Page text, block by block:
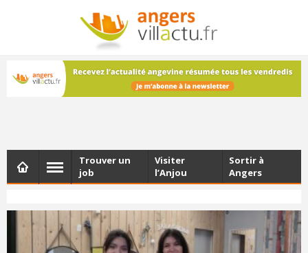
NEWSLETTER
Les dernières actualités d'Angers, chaque vendredi dans
votre boîte e-mail
Trouver un
job
Visiter
l’Anjou
Sortir à
Angers